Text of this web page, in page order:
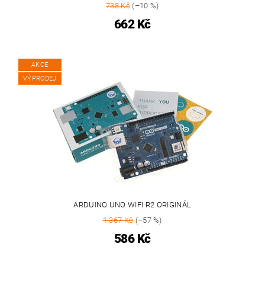
738 Kč(–10 %)
662 Kč
AKCE
VÝPRODEJ
ARDUINO UNO WIFI R2 ORIGINÁL
1 367 Kč(–57 %)
586 Kč